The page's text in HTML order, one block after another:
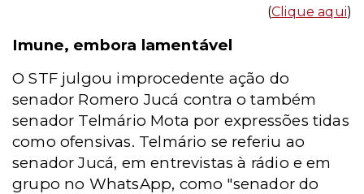
(Clique aqui)
Imune, embora lamentável
O STF julgou improcedente ação do
senador Romero Jucá contra o também
senador Telmário Mota por expressões tidas
como ofensivas. Telmário se referiu ao
senador Jucá, em entrevistas à rádio e em
grupo no WhatsApp, como "senador do